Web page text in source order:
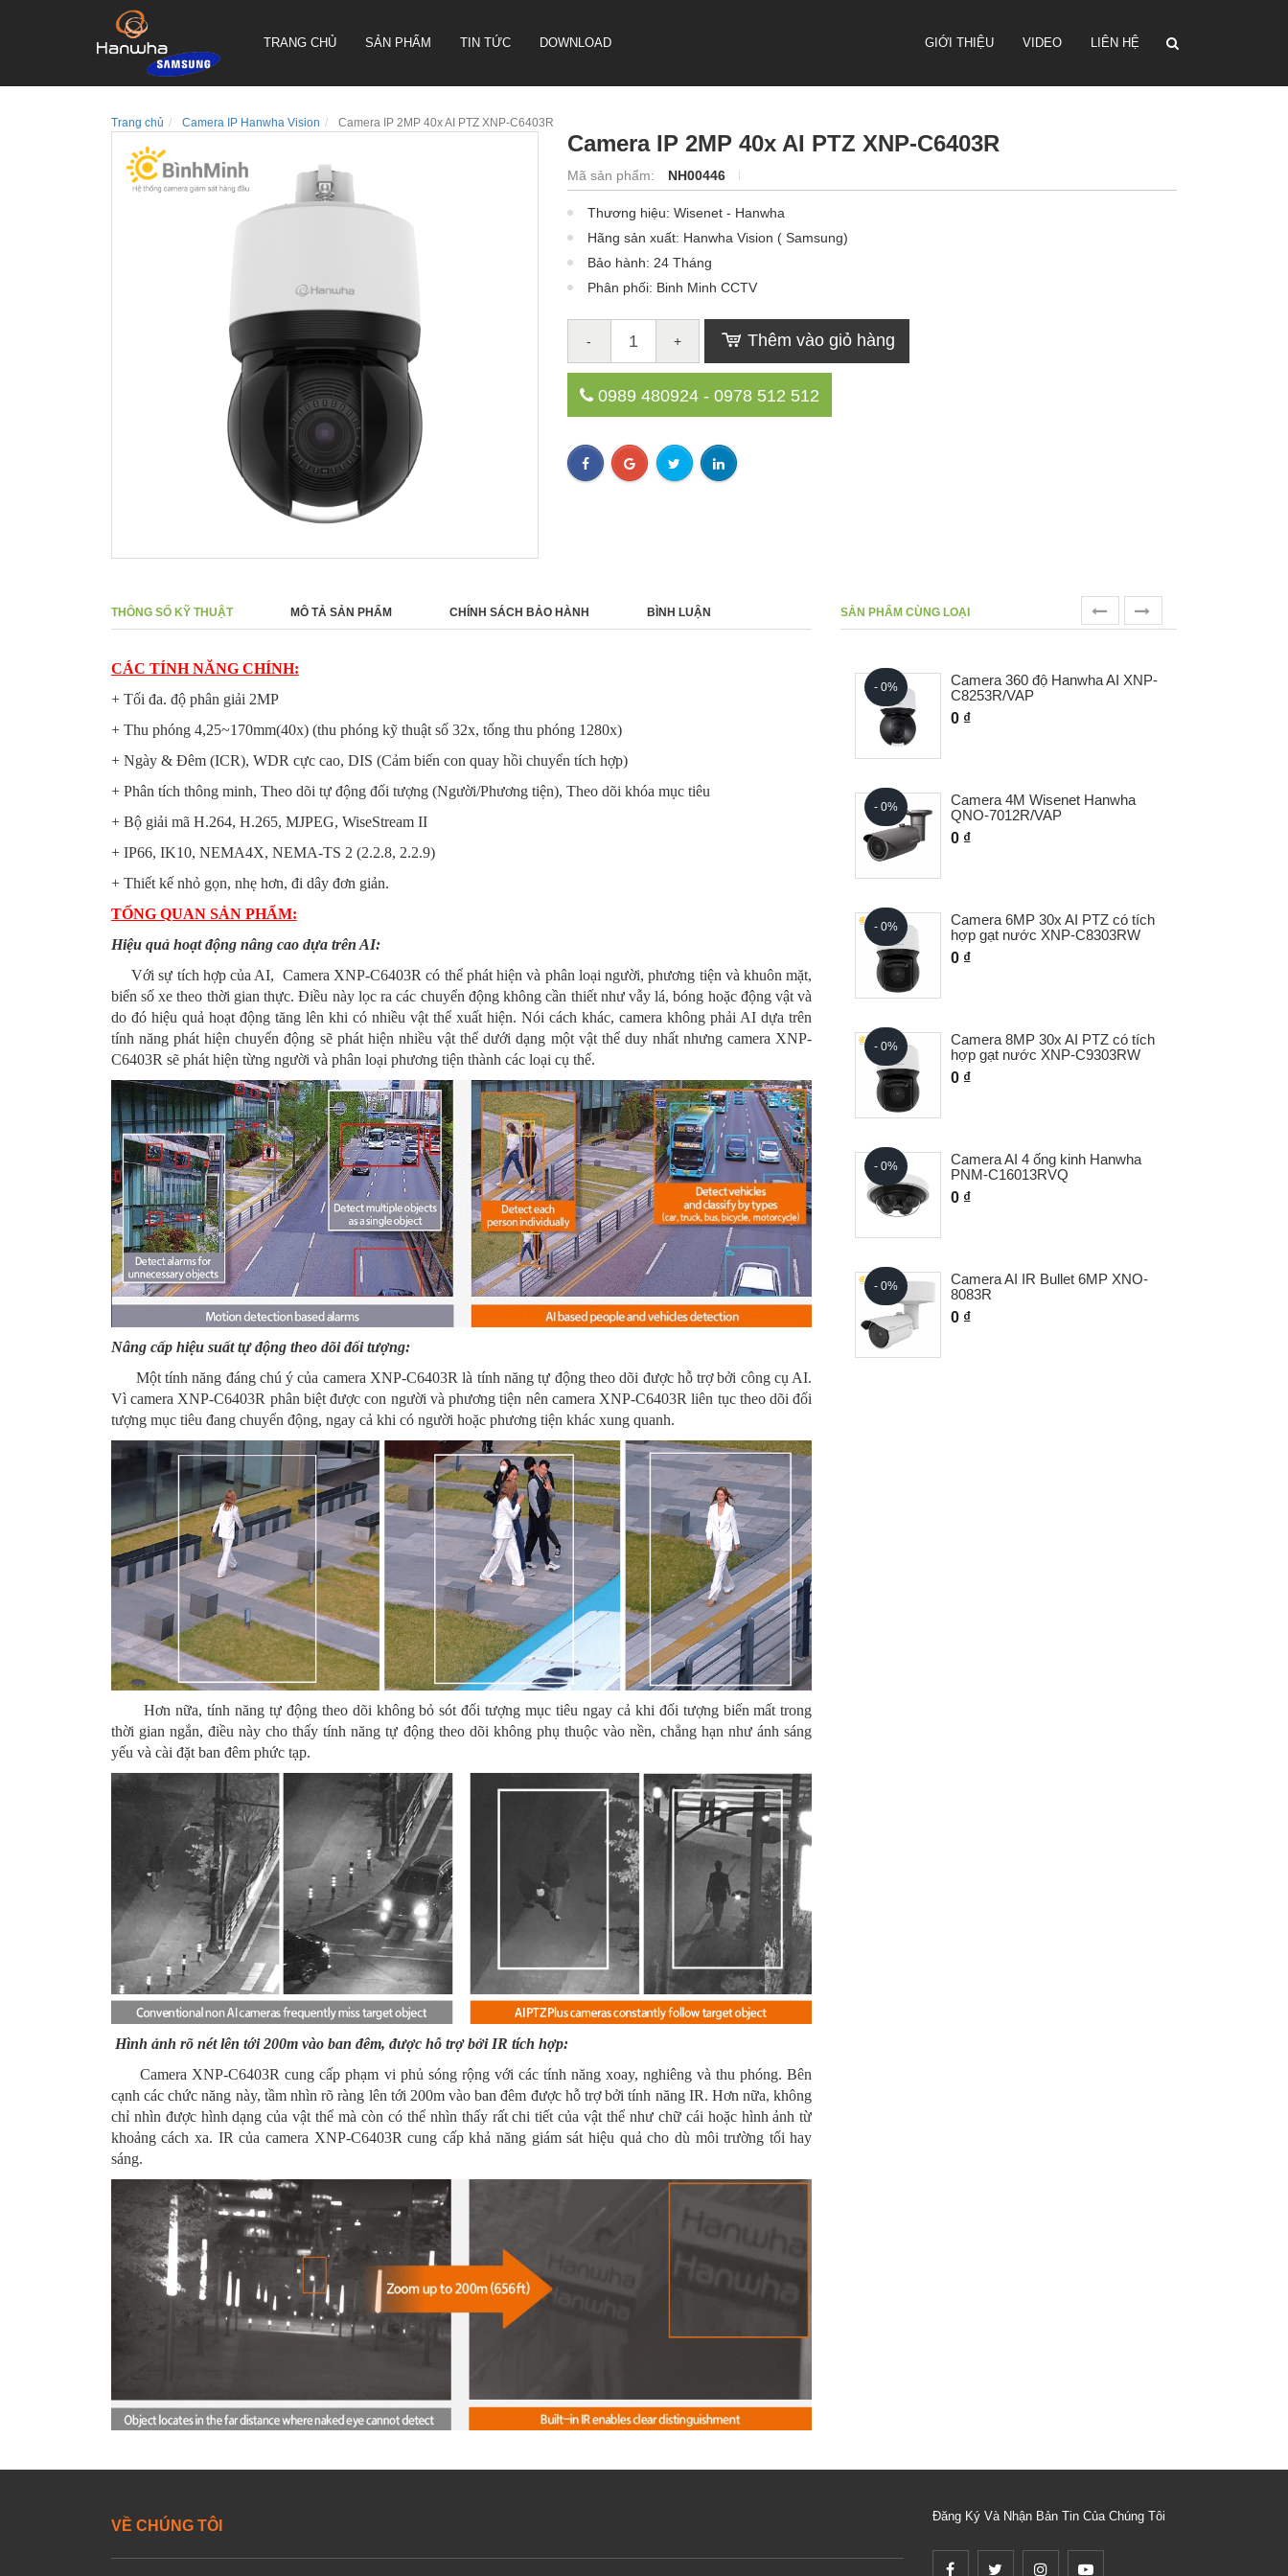
TRANG CHỦ SẢN PHẨM
CAMERA QUAY QUYÉT PTZ
TRUEN HÀN QUỐC
CAMERA THÂN TRUEN HÀN
CAMERA HỘI NGHỊ TRUYỀN
LOA IP- PA SYSTEM SONBS
HỆ THỐNG LOA ANALOG - PA
TIN TỨC DOWNLOAD GIỚI THIỆU VIDEO LIÊN HỆ
Trang chủ Camera IP Hanwha Vision Camera IP 2MP 40x AI PTZ XNP-C6403R
Camera IP 2MP 40x AI PTZ XNP-C6403R
Mã sản phẩm: NH00446
Thương hiệu: Wisenet - Hanwha
Hãng sản xuất: Hanwha Vision ( Samsung)
Bảo hành: 24 Tháng
Phân phối: Binh Minh CCTV
- + Thêm vào giỏ hàng
0989 480924 - 0978 512 512
THÔNG SỐ KỸ THUẬT MÔ TẢ SẢN PHẨM CHÍNH SÁCH BẢO HÀNH BÌNH LUẬN
CÁC TÍNH NĂNG CHÍNH:
+ Tối đa. độ phân giải 2MP
+ Thu phóng 4,25~170mm(40x) (thu phóng kỹ thuật số 32x, tổng thu phóng 1280x)
+ Ngày & Đêm (ICR), WDR cực cao, DIS (Cảm biến con quay hồi chuyển tích hợp)
+ Phân tích thông minh, Theo dõi tự động đối tượng (Người/Phương tiện), Theo dõi khóa mục tiêu
+ Bộ giải mã H.264, H.265, MJPEG, WiseStream II
+ IP66, IK10, NEMA4X, NEMA-TS 2 (2.2.8, 2.2.9)
+ Thiết kế nhỏ gọn, nhẹ hơn, đi dây đơn giản.
TỔNG QUAN SẢN PHẨM:
Hiệu quả hoạt động nâng cao dựa trên AI:
Với sự tích hợp của AI, Camera XNP-C6403R có thể phát hiện và phân loại người, phương tiện và khuôn mặt,
biển số xe theo thời gian thực. Điều này lọc ra các chuyển động không cần thiết như vẫy lá, bóng hoặc động vật và
do đó hiệu quả hoạt động tăng lên khi có nhiều vật thể xuất hiện. Nói cách khác, camera không phải AI dựa trên
tính năng phát hiện chuyển động sẽ phát hiện nhiều vật thể dưới dạng một vật thể duy nhất nhưng camera XNP-
C6403R sẽ phát hiện từng người và phân loại phương tiện thành các loại cụ thể.
Nâng cấp hiệu suất tự động theo dõi đối tượng:
Một tính năng đáng chú ý của camera XNP-C6403R là tính năng tự động theo dõi được hỗ trợ bởi công cụ AI.
Vì camera XNP-C6403R phân biệt được con người và phương tiện nên camera XNP-C6403R liên tục theo dõi đối
tượng mục tiêu đang chuyển động, ngay cả khi có người hoặc phương tiện khác xung quanh.
Hơn nữa, tính năng tự động theo dõi không bỏ sót đối tượng mục tiêu ngay cả khi đối tượng biến mất trong
thời gian ngắn, điều này cho thấy tính năng tự động theo dõi không phụ thuộc vào nền, chẳng hạn như ánh sáng
yếu và cài đặt ban đêm phức tạp.
Hình ảnh rõ nét lên tới 200m vào ban đêm, được hỗ trợ bởi IR tích hợp:
Camera XNP-C6403R cung cấp phạm vi phủ sóng rộng với các tính năng xoay, nghiêng và thu phóng. Bên
cạnh các chức năng này, tầm nhìn rõ ràng lên tới 200m vào ban đêm được hỗ trợ bởi tính năng IR. Hơn nữa, không
chỉ nhìn được hình dạng của vật thể mà còn có thể nhìn thấy rất chi tiết của vật thể như chữ cái hoặc hình ảnh từ
khoảng cách xa. IR của camera XNP-C6403R cung cấp khả năng giám sát hiệu quả cho dù môi trường tối hay
sáng.
SẢN PHẨM CÙNG LOẠI
Camera 12MP Fisheye Wisenet
0 ₫
- 0%
Camera 2MP Box Hanwha Vision
0 ₫
- 0%
Camera 2MP Hanwha Vision
H.265 zoom 32x XNZ-6320A
0 ₫
- 0%
Camera 2MP tích hợp ổ SSD
1TB bền chắc PNV-A6081R-E1T
0 ₫
- 0%
Camera 360 độ Hanwha AI XNP-
C8253R/VAP
0 ₫
- 0%
Camera 4M Wisenet Hanwha
QNO-7012R/VAP
0 ₫
- 0%
Camera 6MP 30x AI PTZ có tích
hợp gạt nước XNP-C8303RW
0 ₫
- 0%
Camera 8MP 30x AI PTZ có tích
hợp gạt nước XNP-C9303RW
0 ₫
- 0%
Camera AI 4 ống kinh Hanwha
PNM-C16013RVQ
0 ₫
- 0%
Camera AI IR Bullet 6MP XNO-
8083R
0 ₫
VỀ CHÚNG TÔI
Đăng Ký Và Nhận Bản Tin Của Chúng Tôi